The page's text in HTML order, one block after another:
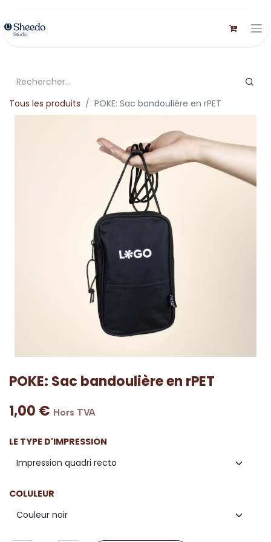
Tous les produits POKE: Sac bandoulière en rPET
POKE: Sac bandoulière en rPET
1,00 € Hors TVA
LE TYPE D'IMPRESSION
COLULEUR